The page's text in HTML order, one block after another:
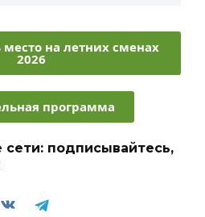
на летних сменах
2026
программа
подписывайтесь,